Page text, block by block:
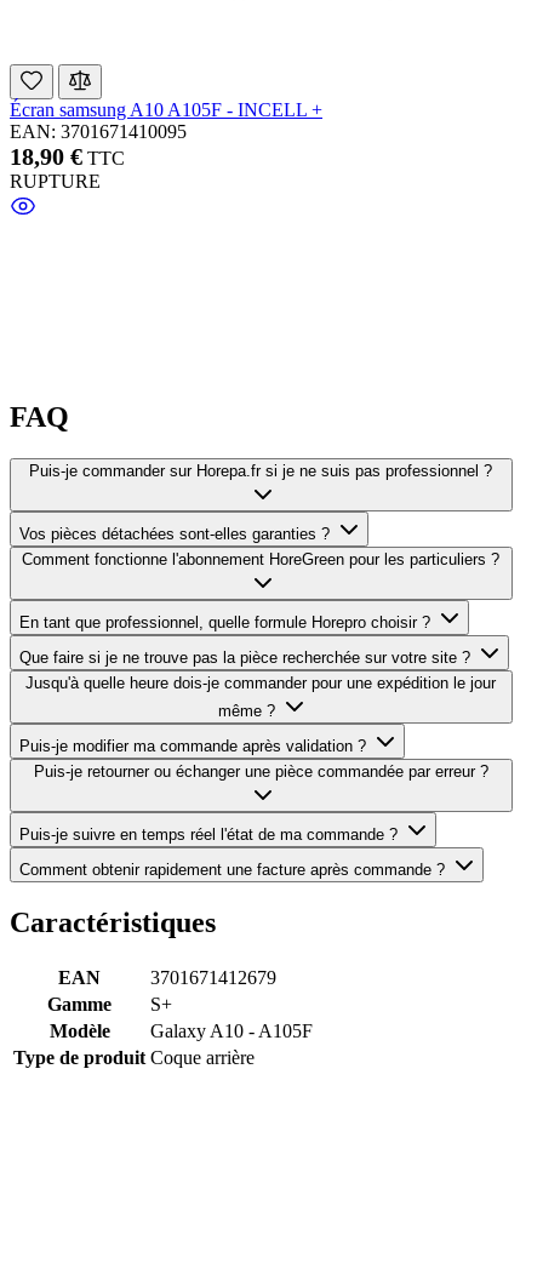
Écran samsung A10 A105F - INCELL +
EAN: 3701671410095
18,90 € TTC
RUPTURE
FAQ
Puis-je commander sur Horepa.fr si je ne suis pas professionnel ?
Vos pièces détachées sont-elles garanties ?
Comment fonctionne l'abonnement HoreGreen pour les particuliers ?
En tant que professionnel, quelle formule Horepro choisir ?
Que faire si je ne trouve pas la pièce recherchée sur votre site ?
Jusqu'à quelle heure dois-je commander pour une expédition le jour
même ?
Puis-je modifier ma commande après validation ?
Puis-je retourner ou échanger une pièce commandée par erreur ?
Puis-je suivre en temps réel l'état de ma commande ?
Comment obtenir rapidement une facture après commande ?
Caractéristiques
EAN
3701671412679
Gamme
S+
Modèle
Galaxy A10 - A105F
Type de produit Coque arrière